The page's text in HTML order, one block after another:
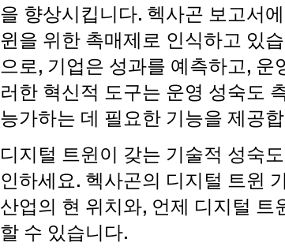
을 향상시킵니다. 헥사곤 보고서
윈을 위한 촉매제로 인식하고 있
으로, 기업은 성과를 예측하고, 운
러한 혁신적 도구는 운영 성숙도
능가하는 데 필요한 기능을 제공
디지털 트윈이 갖는 기술적 성숙
인하세요. 헥사곤의 디지털 트윈
산업의 현 위치와, 언제 디지털 트
할 수 있습니다.